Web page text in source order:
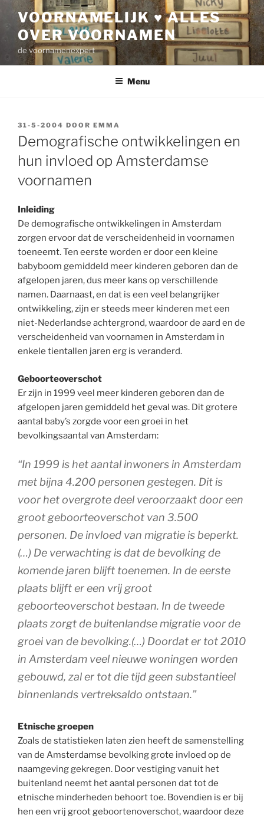
inhoud
VOORNAMELIJK ♥ ALLES
OVER VOORNAMEN
de voornamenexpert
Menu
GEPLAATST
OP
31-5-2004 DOOR EMMA
Demografische ontwikkelingen en
hun invloed op Amsterdamse
voornamen
Inleiding
De demografische ontwikkelingen in Amsterdam
zorgen ervoor dat de verscheidenheid in voornamen
toeneemt. Ten eerste worden er door een kleine
babyboom gemiddeld meer kinderen geboren dan de
afgelopen jaren, dus meer kans op verschillende
namen. Daarnaast, en dat is een veel belangrijker
ontwikkeling, zijn er steeds meer kinderen met een
niet-Nederlandse achtergrond, waardoor de aard en de
verscheidenheid van voornamen in Amsterdam in
enkele tientallen jaren erg is veranderd.
Geboorteoverschot
Er zijn in 1999 veel meer kinderen geboren dan de
afgelopen jaren gemiddeld het geval was. Dit grotere
aantal baby’s zorgde voor een groei in het
bevolkingsaantal van Amsterdam:
“In 1999 is het aantal inwoners in Amsterdam
met bijna 4.200 personen gestegen. Dit is
voor het overgrote deel veroorzaakt door een
groot geboorteoverschot van 3.500
personen. De invloed van migratie is beperkt.
(…) De verwachting is dat de bevolking de
komende jaren blijft toenemen. In de eerste
plaats blijft er een vrij groot
geboorteoverschot bestaan. In de tweede
plaats zorgt de buitenlandse migratie voor de
groei van de bevolking.(…) Doordat er tot 2010
in Amsterdam veel nieuwe woningen worden
gebouwd, zal er tot die tijd geen substantieel
binnenlands vertreksaldo ontstaan.”
Etnische groepen
Zoals de statistieken laten zien heeft de samenstelling
van de Amsterdamse bevolking grote invloed op de
naamgeving gekregen. Door vestiging vanuit het
buitenland neemt het aantal personen dat tot de
etnische minderheden behoort toe. Bovendien is er bij
hen een vrij groot geboortenoverschot, waardoor deze